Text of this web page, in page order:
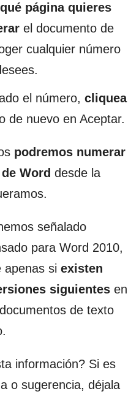
página quieres
el documento de
cualquier número
el número, cliquea
de nuevo en Aceptar.
podremos numerar
Word desde la
señalado
para Word 2010,
apenas si existen
siguientes en
de texto
información? Si es
o sugerencia, déjala